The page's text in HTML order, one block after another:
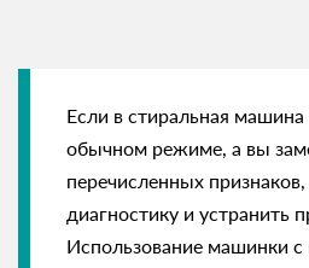
Если в стиральная машина
обычном режиме, а вы
перечисленных
диагностику и устранить
Использование машинки